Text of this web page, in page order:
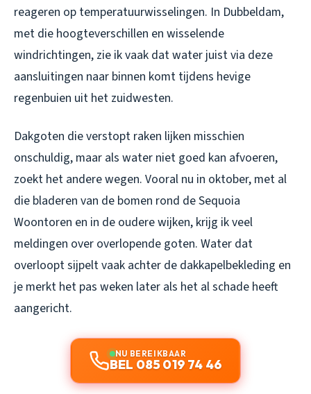
reageren op temperatuurwisselingen. In Dubbeldam,
met die hoogteverschillen en wisselende
windrichtingen, zie ik vaak dat water juist via deze
aansluitingen naar binnen komt tijdens hevige
regenbuien uit het zuidwesten.
Dakgoten die verstopt raken lijken misschien
onschuldig, maar als water niet goed kan afvoeren,
zoekt het andere wegen. Vooral nu in oktober, met al
die bladeren van de bomen rond de Sequoia
Woontoren en in de oudere wijken, krijg ik veel
meldingen over overlopende goten. Water dat
overloopt sijpelt vaak achter de dakkapelbekleding en
je merkt het pas weken later als het al schade heeft
aangericht.
NU BEREIKBAAR
BEL 085 019 74 46